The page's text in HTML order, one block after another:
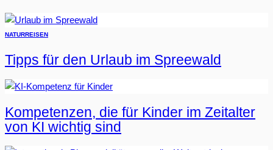
NATURREISEN
Tipps für den Urlaub im Spreewald
Kompetenzen, die für Kinder im Zeitalter
von KI wichtig sind